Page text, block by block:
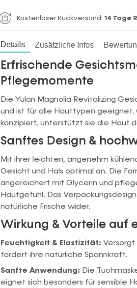
Kostenloser Rückversand: 14 Tage
Details Zusätzliche Infos
Erfrischende
Pflegemomente
Die Yulan Magnolia Revitalizing
und ist für alle Hauttypen
konzipiert, unterstützt sie die Haut
Sanftes Design &
Mit ihrer leichten, angenehm
Gesicht und Hals optimal an. Die
angereichert mit Glycerin und
Hautgefühl. Das
natürliche Frische wider.
Wirkung & Vorteile auf
Feuchtigkeit & Elastizität:
fördert ihre natürliche Spannkraft.
Sanfte Anwendung: Die
eignet sich besonders für sensible